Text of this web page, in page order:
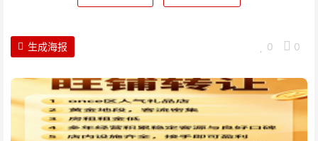
0 0
生成海报